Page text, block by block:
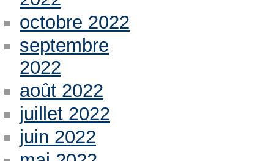
octobre 2022
septembre
2022
août 2022
juillet 2022
juin 2022